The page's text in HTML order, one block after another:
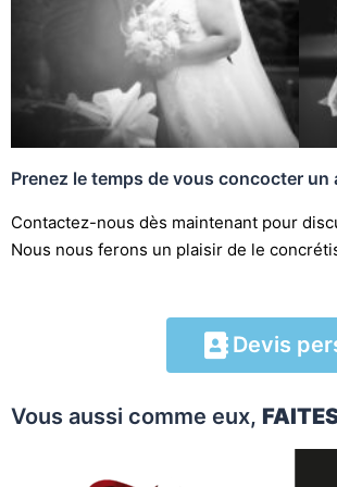
Prenez le temps de vous concocter
Contactez-nous dès maintenant pour
Nous nous ferons un plaisir de le
Devis
Vous aussi comme eux,